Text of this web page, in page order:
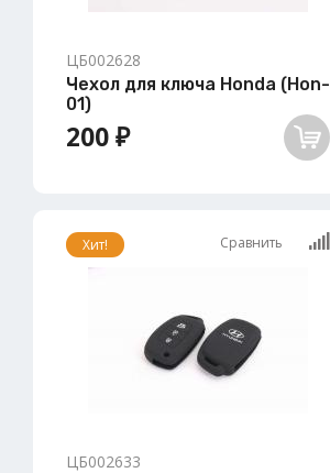
ЦБ002628
Чехол для ключа Honda (Hon-
01)
200 ₽
Хит! Сравнить
ЦБ002633